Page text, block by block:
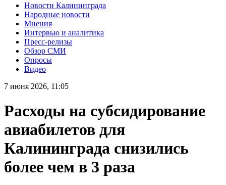
Новости Калининграда
Народные новости
Мнения
Интервью и аналитика
Пресс-релизы
Обзор СМИ
Опросы
Видео
7 июня 2026, 11:05
Расходы на субсидирование
авиабилетов для
Калининграда снизились
более чем в 3 раза